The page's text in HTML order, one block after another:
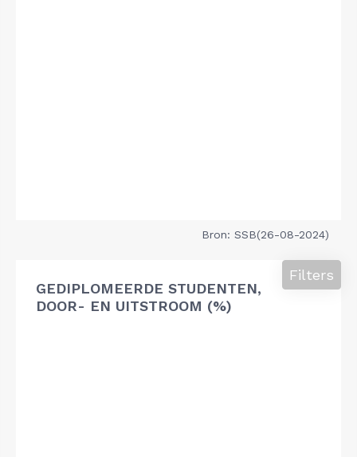
Bron: SSB(26-08-2024)
GEDIPLOMEERDE STUDENTEN,
DOOR- EN UITSTROOM (%)
Filters